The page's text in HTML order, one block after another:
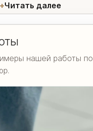
Читать далее
нашей работы по